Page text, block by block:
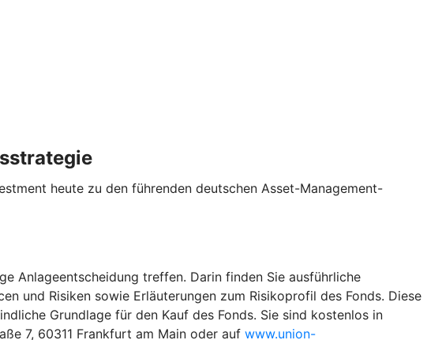
heute zu den führenden deutschen Asset-Management-
Anlageentscheidung treffen. Darin finden Sie ausführliche
und Risiken sowie Erläuterungen zum Risikoprofil des Fonds. Diese
Grundlage für den Kauf des Fonds. Sie sind kostenlos in
7, 60311 Frankfurt am Main oder auf www.union-